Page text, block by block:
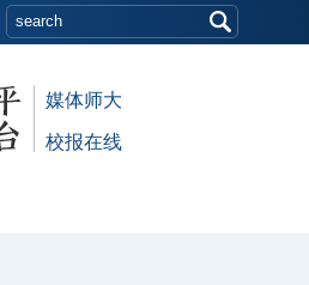
媒体师大
校报在线